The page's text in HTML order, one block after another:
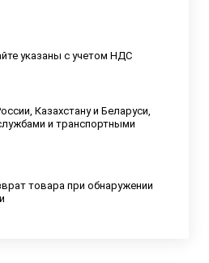
указаны с учетом НДС
Казахстану и Беларуси,
и транспортными
товара при обнаружении